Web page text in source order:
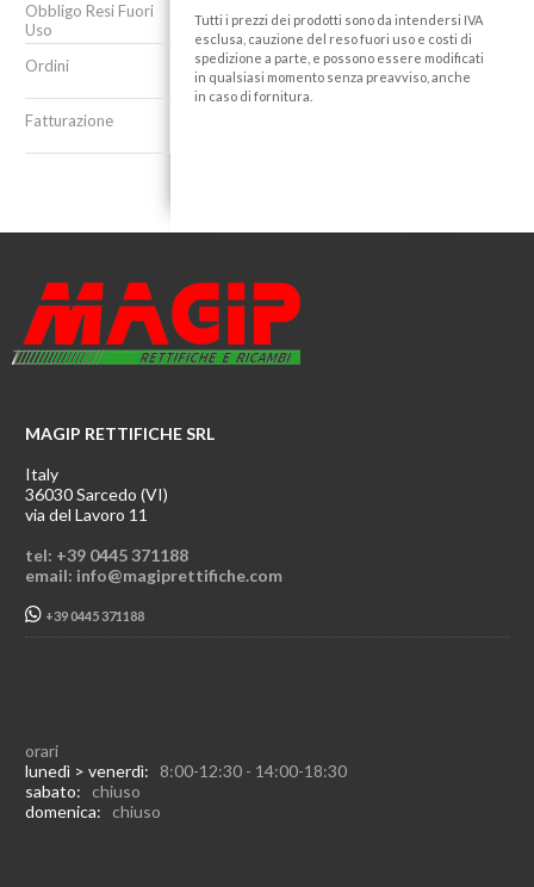
Obbligo Resi Fuori
Uso
Ordini
Fatturazione
Tutti i prezzi dei prodotti sono da intendersi IVA
esclusa, cauzione del reso fuori uso e costi di
spedizione a parte, e possono essere modificati
in qualsiasi momento senza preavviso, anche
in caso di fornitura.
MAGIP RETTIFICHE SRL
Italy
36030 Sarcedo (VI)
via del Lavoro 11
tel: +39 0445 371188
email: info@magiprettifiche.com
+39 0445 371188
orari
lunedì > venerdì: 8:00-12:30 - 14:00-18:30
sabato: chiuso
domenica: chiuso